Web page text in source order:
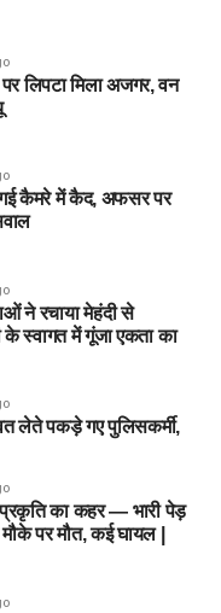
पर लिपटा मिला अजगर, वन
कैमरे में कैद, अफसर पर
ने रचाया मेहंदी से
के स्वागत में गूंजा एकता का
लेते पकड़े गए पुलिसकर्मी,
का कहर — भारी पेड़
पर मौत, कई घायल |